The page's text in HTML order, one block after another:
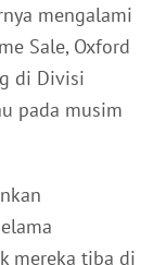
mengalami
Sale, Oxford
di Divisi
pada musim
mereka tiba di